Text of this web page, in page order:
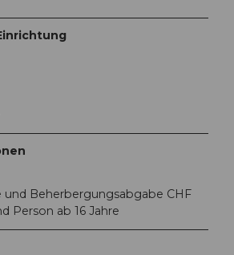
und Beherbergungsabgabe CHF
Person ab 16 Jahre